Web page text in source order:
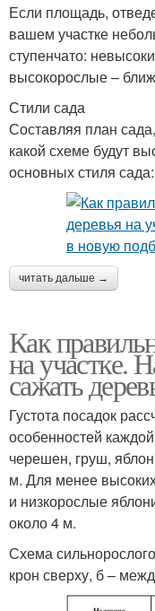
Если площадь,
вашем участке
ступенчато:
высокорослые –
Стили сада
Составляя план
какой схеме будут
основных стиля сада:
читать дальше →
Как
на участке.
сажать
Густота посадок
особенностей
черешен, груш,
м. Для менее
и низкорослые
около 4 м.
Схема
крон сверху, б –